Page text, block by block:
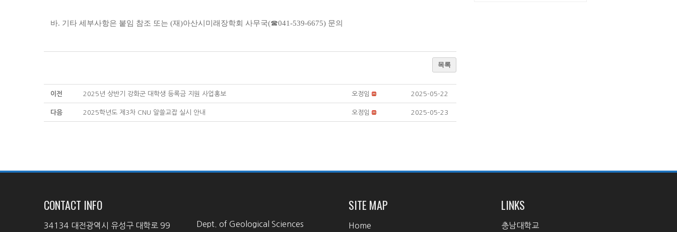
바. 기타 세부사항은 붙임 참조 또는 (재)아산시미래장학회 사무국(☎041-539-6675) 문의
목록
이전 2025년 상반기 강화군 대학생 등록금 지원 사업홍보 오정임 2025-05-22
다음 2025학년도 제3차 CNU 알쓸교잡 실시 안내 오정임 2025-05-23
CONTACT INFO
34134 대전광역시 유성구 대학로 99
Dept. of Geological Sciences
SITE MAP
Home
LINKS
충남대학교